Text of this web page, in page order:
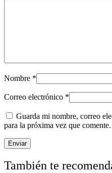
Nombre *
Correo electrónico *
Guarda mi nombre, correo
para la próxima vez que comente.
También te